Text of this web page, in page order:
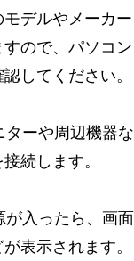
デルやメーカー
ので、パソコン
してください。
ーや周辺機器な
続します。
入ったら、画面
表示されます。